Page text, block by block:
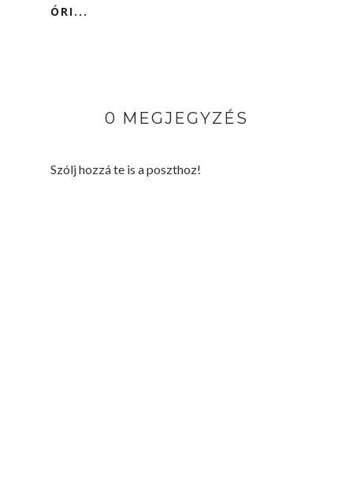
ÓRI...
0 MEGJEGYZÉS
Szólj hozzá te is a poszthoz!